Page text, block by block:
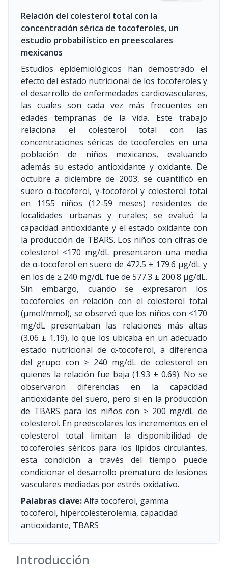
Relación del colesterol total con la
concentración sérica de tocoferoles, un
estudio probabilístico en preescolares
mexicanos
Estudios epidemiológicos han demostrado el
efecto del estado nutricional de los tocoferoles y
el desarrollo de enfermedades cardiovasculares,
las cuales son cada vez más frecuentes en
edades tempranas de la vida. Este trabajo
relaciona el colesterol total con las
concentraciones séricas de tocoferoles en una
población de niños mexicanos, evaluando
además su estado antioxidante y oxidante. De
octubre a diciembre de 2003, se cuantificó en
suero α-tocoferol, γ-tocoferol y colesterol total
en 1155 niños (12-59 meses) residentes de
localidades urbanas y rurales; se evaluó la
capacidad antioxidante y el estado oxidante con
la producción de TBARS. Los niños con cifras de
colesterol <170 mg/dL presentaron una media
de α-tocoferol en suero de 472.5 ± 179.6 μg/dL y
en los de ≥ 240 mg/dL fue de 577.3 ± 200.8 μg/dL.
Sin embargo, cuando se expresaron los
tocoferoles en relación con el colesterol total
(μmol/mmol), se observó que los niños con <170
mg/dL presentaban las relaciones más altas
(3.06 ± 1.19), lo que los ubicaba en un adecuado
estado nutricional de α-tocoferol, a diferencia
del grupo con ≥ 240 mg/dL de colesterol en
quienes la relación fue baja (1.93 ± 0.69). No se
observaron diferencias en la capacidad
antioxidante del suero, pero si en la producción
de TBARS para los niños con ≥ 200 mg/dL de
colesterol. En preescolares los incrementos en el
colesterol total limitan la disponibilidad de
tocoferoles séricos para los lípidos circulantes,
esta condición a través del tiempo puede
condicionar el desarrollo prematuro de lesiones
vasculares mediadas por estrés oxidativo.
Palabras clave:Alfa tocoferol, gamma
tocoferol, hipercolesterolemia, capacidad
antioxidante, TBARS
Introducción